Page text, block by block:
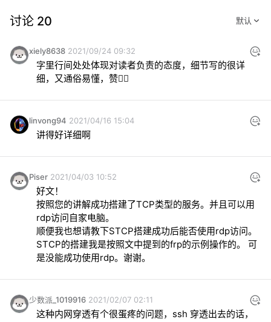
讨论 20
xiely8638 2021/09/24 09:32
字里行间处处体现对读者负责的态度，细节写的很详
细，又通俗易懂，赞👍🏻
linvong94 2021/04/16 15:04
讲得好详细啊
Piser 2021/04/03 10:52
好文！
按照您的讲解成功搭建了TCP类型的服务。并且可以用
rdp访问自家电脑。
顺便我也想请教下STCP搭建成功后能否使用rdp访问。
STCP的搭建我是按照文中提到的frp的示例操作的。 可
是没能成功使用rdp。谢谢。
少数派_1019916 2021/02/07 02:11
这种内网穿透有个很蛋疼的问题，ssh 穿透出去的话，